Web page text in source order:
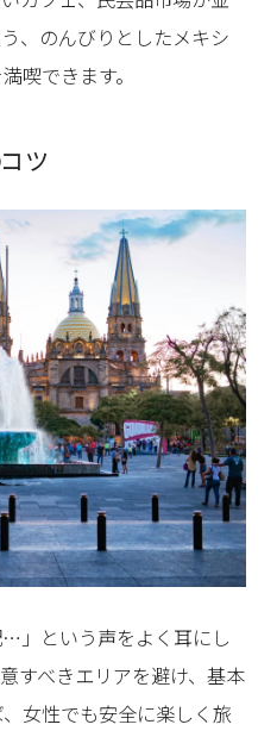
、のんびりとしたメキシ
喫できます。
ツ
…」という声をよく耳にし
すべきエリアを避け、基本
女性でも安全に楽しく旅